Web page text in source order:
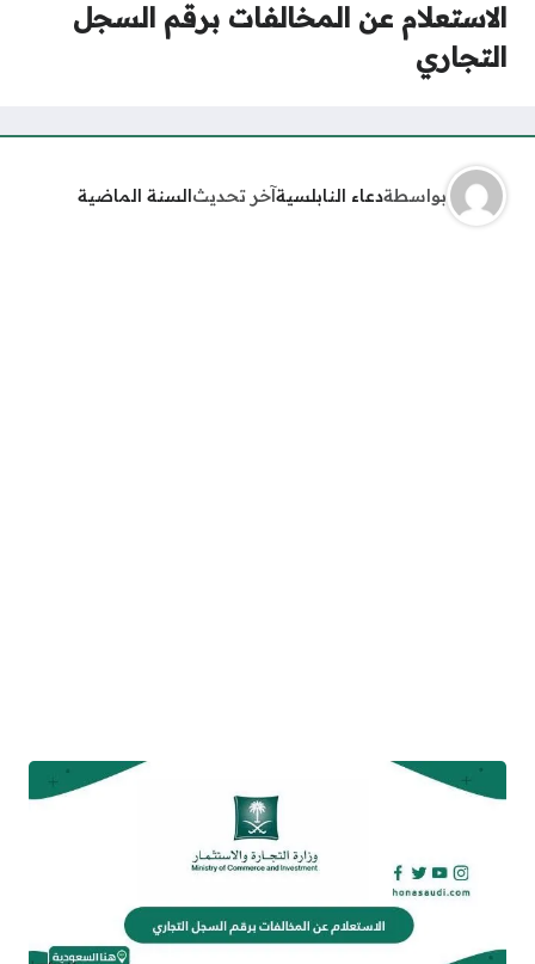
الاستعلام عن المخالفات برقم السجل
التجاري
بواسطةدعاء النابلسيةآخر تحديثالسنة الماضية